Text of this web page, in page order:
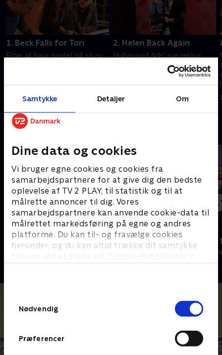
Samtykke Detaljer Om
Dine data og cookies
Vi bruger egne cookies og cookies fra
samarbejdspartnere for at give dig den bedste
oplevelse af TV 2 PLAY, til statistik og til at
målrette annoncer til dig. Vores
samarbejdspartnere kan anvende cookie-data til
målrettet markedsføring på egne og andres
platforme. Du kan til- og fravælge cookies
herunder, og du kan altid trække dit samtykke
tilbage ved at klikke på ’Cookie-indstillinger’ i
Nødvendig
Præferencer
1. Beck Falls for Tori
Efter at have pyntet på sit cv
2. Helen Back Again
Hollywood Arts' nye rektor
kræver, at alle eleverne går til
audition igen for at beholde
deres pladser.
14. juni 2023 • 22 min
Andre så også
Robssons (dansk tale)
Komedie • 1 sæsoner
Bert (dansk
Komedie • 1